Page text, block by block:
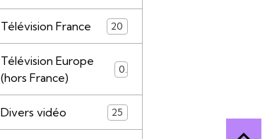
Télévision France 20
Télévision Europe
(hors France)
0
Divers vidéo 25